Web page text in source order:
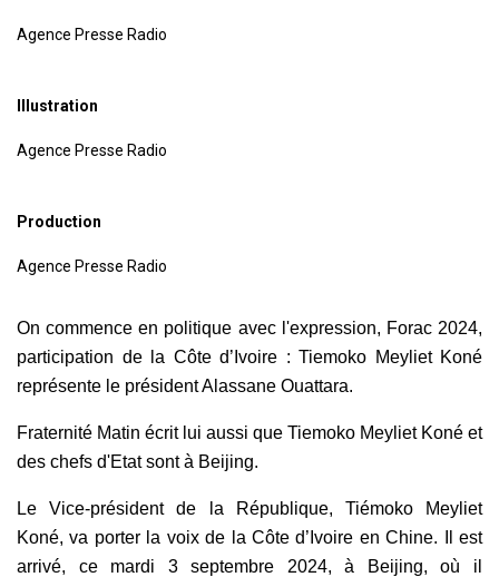
Agence Presse Radio
Illustration
Agence Presse Radio
Production
Agence Presse Radio
On commence en politique avec l'expression, Forac 2024,
participation de la Côte d’Ivoire : Tiemoko Meyliet Koné
représente le président Alassane Ouattara.
Fraternité Matin écrit lui aussi que Tiemoko Meyliet Koné et
des chefs d'Etat sont à Beijing.
Le Vice-président de la République, Tiémoko Meyliet
Koné, va porter la voix de la Côte d’Ivoire en Chine. Il est
arrivé, ce mardi 3 septembre 2024, à Beijing, où il